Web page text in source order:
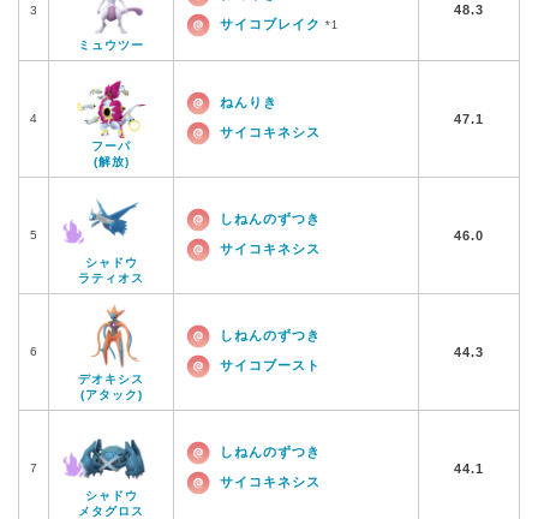
3
ミュウツー
サイコブレイク *1
48.3
4
フーパ
(解放)
ねんりき
サイコキネシス
47.1
5
シャドウ
ラティオス
しねんのずつき
サイコキネシス
46.0
6
デオキシス
(アタック)
しねんのずつき
サイコブースト
44.3
7
シャドウ
メタグロス
しねんのずつき
サイコキネシス
44.1